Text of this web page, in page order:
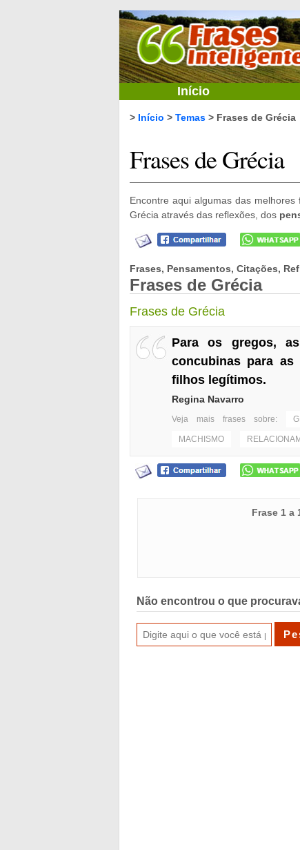
Início
> Início > Temas > Frases de Grécia
Frases de Grécia
Encontre aqui algumas das melhores
Grécia através das reflexões, dos
Frases, Pensamentos, Citações,
Frases de Grécia
Frases de Grécia
Para os gregos,
concubinas para as
filhos legítimos.
Regina Navarro
Veja mais frases sobre:
MACHISMO
Frase 1 a
Não encontrou o que